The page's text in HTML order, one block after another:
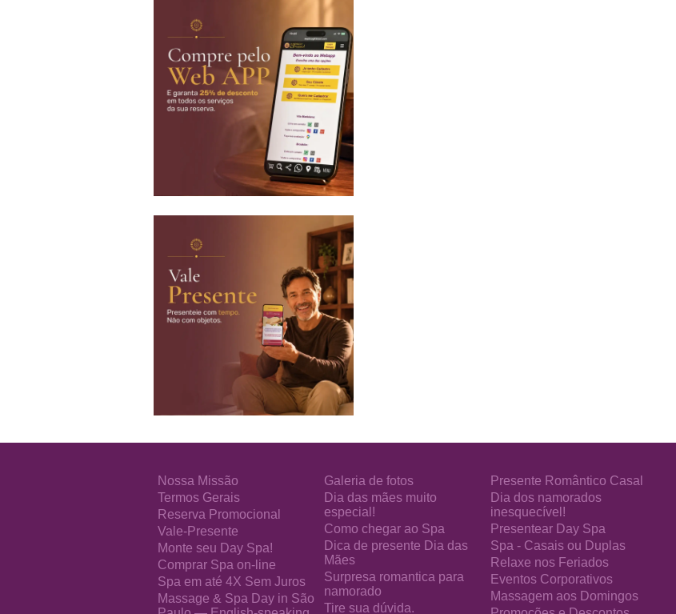
Nossa Missão
Termos Gerais
Reserva Promocional
Vale-Presente
Monte seu Day Spa!
Comprar Spa on-line
Spa em até 4X Sem Juros
Massage & Spa Day in São
Galeria de fotos
Dia das mães muito
especial!
Como chegar ao Spa
Dica de presente Dia das
Mães
Surpresa romantica para
namorado
Tire sua dúvida.
Presente Romântico Casal
Dia dos namorados
inesquecível!
Presentear Day Spa
Spa - Casais ou Duplas
Relaxe nos Feriados
Eventos Corporativos
Massagem aos Domingos